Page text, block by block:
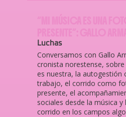
Luchas
Conversamos con Gallo
cronista norestense,
es nuestra, la autogestión
trabajo, el corrido como
presente, el
sociales desde la música y
corrido en los campos